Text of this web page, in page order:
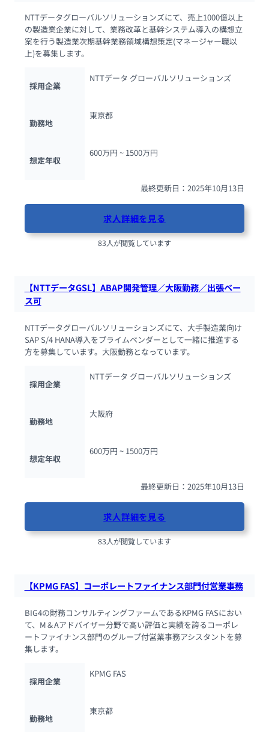
NTTデータグローバルソリューションズにて、売上1000億以上
の製造業企業に対して、業務改革と基幹システム導入の構想立
案を行う製造業次期基幹業務領域構想策定(マネージャー職以
上)を募集します。
採用企業
NTTデータ グローバルソリューションズ
勤務地
東京都
想定年収
600万円 ~ 1500万円
最終更新日：2025年10月13日
求人詳細を見る
83人が閲覧しています
【NTTデータGSL】ABAP開発管理／大阪勤務／出張ベー
ス可
NTTデータグローバルソリューションズにて、大手製造業向け
SAP S/4 HANA導入をプライムベンダーとして一緒に推進する
方を募集しています。大阪勤務となっています。
採用企業
NTTデータ グローバルソリューションズ
勤務地
大阪府
想定年収
600万円 ~ 1500万円
最終更新日：2025年10月13日
求人詳細を見る
83人が閲覧しています
【KPMG FAS】コーポレートファイナンス部門付営業事務
BIG4の財務コンサルティングファームであるKPMG FASにおい
て、M＆Aアドバイザー分野で高い評価と実績を誇るコーポレ
ートファイナンス部門のグループ付営業事務アシスタントを募
集します。
採用企業
KPMG FAS
勤務地
東京都